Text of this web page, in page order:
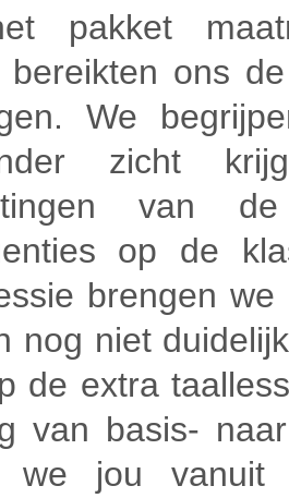
pakket
bereikten ons
We
zicht
van
op de
brengen
nog niet
de extra
van basis-
jou vanuit